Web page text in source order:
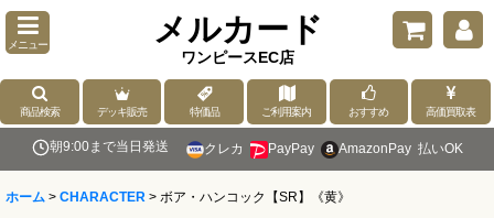
メニュー メルカード
ワンピースEC店
商品検索 デッキ販売 特価品 ご利用案内 おすすめ 高価買取表
朝9:00まで当日発送 クレカ PayPay AmazonPay 払いOK
ホーム > CHARACTER > ボア・ハンコック【SR】《黄》